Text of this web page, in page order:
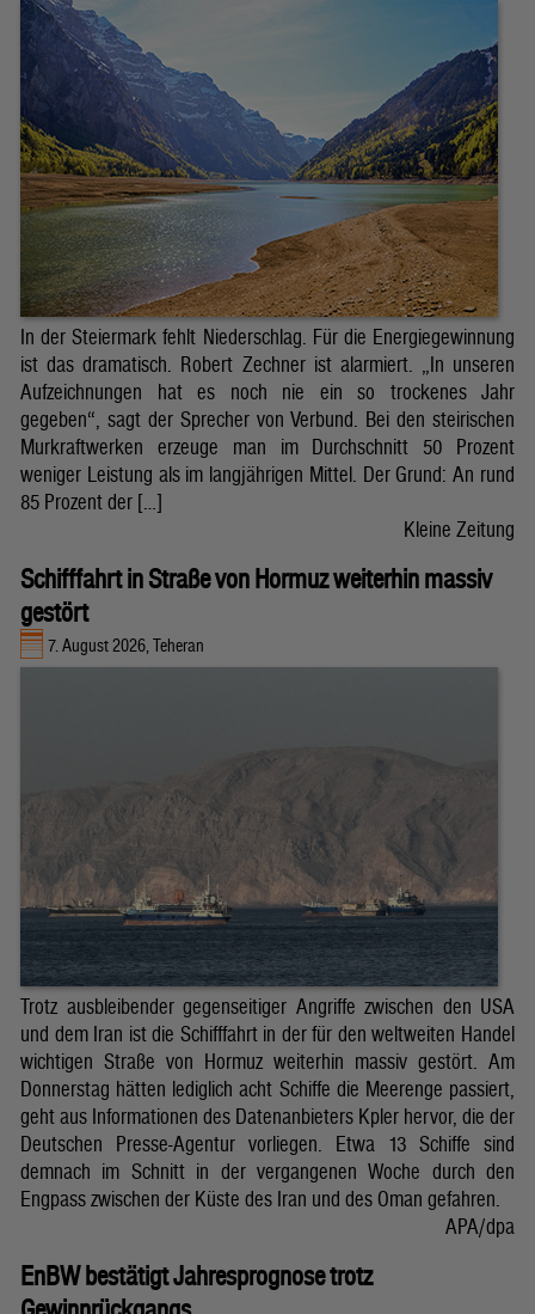
In der Steiermark fehlt Niederschlag. Für die Energiegewinnung
ist das dramatisch. Robert Zechner ist alarmiert. „In unseren
Aufzeichnungen hat es noch nie ein so trockenes Jahr
gegeben“, sagt der Sprecher von Verbund. Bei den steirischen
Murkraftwerken erzeuge man im Durchschnitt 50 Prozent
weniger Leistung als im langjährigen Mittel. Der Grund: An rund
85 Prozent der […]
Kleine Zeitung
Schifffahrt in Straße von Hormuz weiterhin massiv
gestört
7. August 2026, Teheran
Trotz ausbleibender gegenseitiger Angriffe zwischen den USA
und dem Iran ist die Schifffahrt in der für den weltweiten Handel
wichtigen Straße von Hormuz weiterhin massiv gestört. Am
Donnerstag hätten lediglich acht Schiffe die Meerenge passiert,
geht aus Informationen des Datenanbieters Kpler hervor, die der
Deutschen Presse-Agentur vorliegen. Etwa 13 Schiffe sind
demnach im Schnitt in der vergangenen Woche durch den
Engpass zwischen der Küste des Iran und des Oman gefahren.
APA/dpa
EnBW bestätigt Jahresprognose trotz